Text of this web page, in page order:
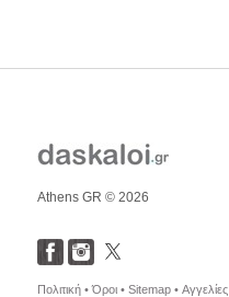
Athens GR © 2026
Πολιτική •Όροι • Sitemap • Αγγελίες